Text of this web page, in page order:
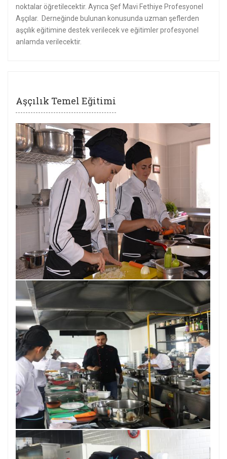
noktalar öğretilecektir. Ayrıca Şef Mavi Fethiye Profesyonel
Aşçılar. Derneğinde bulunan konusunda uzman şeflerden
aşçılık eğitimine destek verilecek ve eğitimler profesyonel
anlamda verilecektir.
Aşçılık Temel Eğitimi